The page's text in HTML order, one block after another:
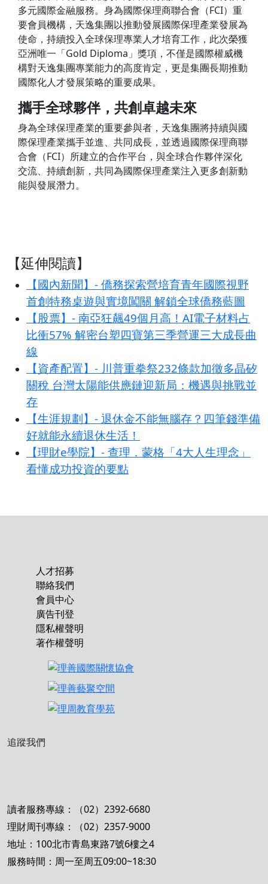
多元國際金融服務。身為國際保理商聯合會（FCI）重
要會員機構，天逸集團以推動發展國際保理產業發展為
使命，持續投入全球保理專業人才培育工作，此次榮獲
亞洲唯一「Gold Diploma」獎項，不僅是國際權威機
構對天逸集團專業能力的高度肯定，更是集團長期推動
國際化人才發展策略的重要成果。
攜手全球夥伴，共創卓越未來
身為全球保理產業的重要參與者，天逸集團將持續與國
際保理產業攜手並進、共同成長，並透過國際保理商聯
合會（FCI）所建立的合作平台，與全球合作夥伴深化
交流、持續創新，共同為國際保理產業注入更多創新動
能與發展潛力。
【延伸閱讀】
【國內新聞】- 僑務探索營培育青年國際視野
首創特務桌遊與實境闖關 解鎖全球僑務藍圖
【股票】- 南亞狂飆49個月高！AI電子材料占
比衝57% 解密台塑四寶第三季營運三大成長曲
線
【資產配置】- 川普重拳祭232條款加徵多晶矽
關稅 台灣太陽能供應鏈迎新局：機遇與挑戰並
存
【生涯規劃】- 退休金不能無腦存？四筆錢準備
好就能永續退休生活！
【理財e學院】- 查理．蒙格「4大人生理念」
看懂成功投資的要點
人才招募
聯絡我們
會員中心
廣告刊登
隱私權聲明
著作權聲明
追蹤我們
讀者服務專線：（02）2392-6680
理財周刊專線：（02）2357-9000
地址：100北市青島東路7號6樓之4
服務時間：周一至周五09:00~18:30